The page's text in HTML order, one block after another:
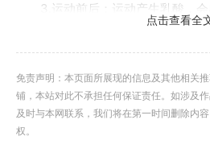
3.运动前后：运动产生乳酸，
4.感冒：碱性小分子团水，适量
除有害物质。
点击查看全
免责声明：本页面所展现的信息及其他相关
铺，本站对此不承担任何保证责任。如涉及
及时与本网联系，我们将在第一时间删除内
权。